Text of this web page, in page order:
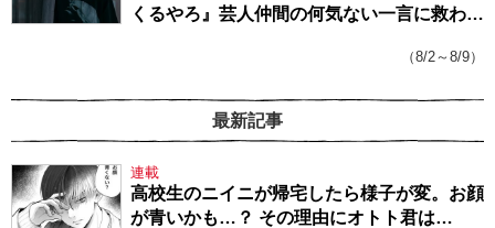
くるやろ』芸人仲間の何気ない一言に救われ
（8/2～8/9）
最新記事
連載
高校生のニイニが帰宅したら様子が変。お顔
が青いかも…？ その理由にオトト君は…